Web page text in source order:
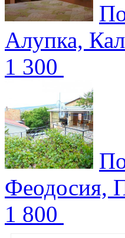
Алупка,
1 300
Феодосия,
1 800